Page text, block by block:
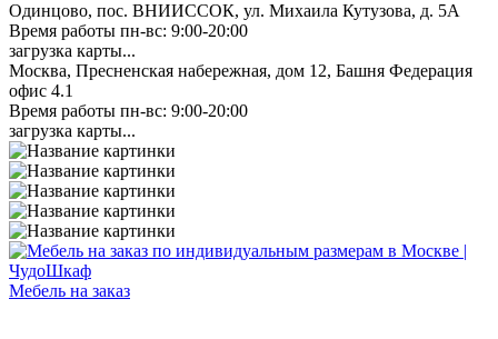
Одинцово, пос. ВНИИССОК, ул. Михаила Кутузова, д. 5А
Время работы пн-вс: 9:00-20:00
загрузка карты...
Москва, Пресненская набережная, дом 12, Башня Федерация
офис 4.1
Время работы пн-вс: 9:00-20:00
загрузка карты...
Мебель на заказ